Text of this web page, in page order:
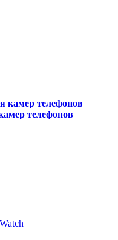
телефонов